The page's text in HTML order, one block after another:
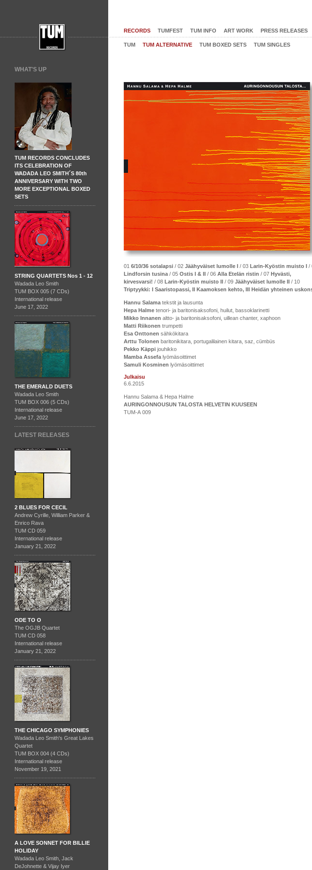
WHAT'S UP
TUM RECORDS CONCLUDES
ITS CELEBRATION OF
WADADA LEO SMITH´S 80th
ANNIVERSARY WITH TWO
MORE EXCEPTIONAL BOXED
SETS
STRING QUARTETS Nos 1 - 12
Wadada Leo Smith
TUM BOX 005 (7 CDs)
International release
June 17, 2022
THE EMERALD DUETS
Wadada Leo Smith
TUM BOX 006 (5 CDs)
International release
June 17, 2022
LATEST RELEASES
2 BLUES FOR CECIL
Andrew Cyrille, William Parker &
Enrico Rava
TUM CD 059
International release
January 21, 2022
ODE TO O
The OGJB Quartet
TUM CD 058
International release
January 21, 2022
THE CHICAGO SYMPHONIES
Wadada Leo Smith's Great Lakes
Quartet
TUM BOX 004 (4 CDs)
International release
November 19, 2021
A LOVE SONNET FOR BILLIE
HOLIDAY
Wadada Leo Smith, Jack
DeJohnette & Vijay Iyer
RECORDS TUMFEST TUM INFO ART WORK PRESS RELEASES
TUM TUM ALTERNATIVE TUM BOXED SETS TUM SINGLES
01 6/10/36 sotalapsi / 02 Jäähyväiset lumolle I / 03 Larin-Kyöstin muisto I /
Lindforsin tusina / 05 Ostis I & II / 06 Alla Etelän ristin / 07 Hyvästi,
kirvesvarsi! / 08 Larin-Kyöstin muisto II / 09 Jäähyväiset lumolle II / 10
Triptyykki: I Saaristopassi, II Kaamoksen kehto, III Heidän yhteinen
Hannu Salama tekstit ja lausunta
Hepa Halme tenori- ja baritonisaksofoni, huilut, bassoklarinetti
Mikko Innanen altto- ja baritonisaksofoni, uillean chanter, xaphoon
Matti Riikonen trumpetti
Esa Onttonen sähkökitara
Arttu Tolonen baritonikitara, portugalilainen kitara, saz, cümbüs
Pekko Käppi jouhikko
Mamba Assefa lyömäsoittimet
Samuli Kosminen lyömäsoittimet
Julkaisu
6.6.2015
Hannu Salama & Hepa Halme
AURINGONNOUSUN TALOSTA HELVETIN KUUSEEN
TUM-A 009